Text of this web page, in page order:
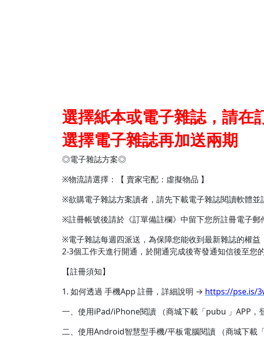
選擇紙本或電子雜誌，請在
選擇電子雜誌再加送兩期
◎電子雜誌方案◎
※物流請選擇：【 賣家宅配：虛擬物品 】
※欲購電子雜誌方案讀者，請先下載電子雜誌閱讀軟體並
※註冊帳號後請於《訂單備註欄》中留下您所註冊電子郵
※電子雜誌每週四派送，為保障您能收到最新雜誌的權
2-3個工作天進行開通，於開通完成後寄發通知信後至您的
【註冊須知】
1. 如何透過 手機App 註冊，詳細說明 → https://pse.is/
一、使用iPad/iPhone閱讀 （商城下載「pubu 」APP，
二、使用Android智慧型手機/平板電腦閱讀 （商城下載